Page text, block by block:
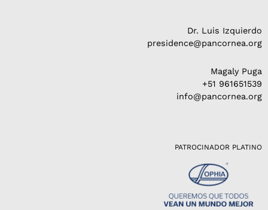
Dr. Luis Izquierdo
presidence@pancornea.org
Magaly Puga
+51 961651539
info@pancornea.org
PATROCINADOR PLATINO